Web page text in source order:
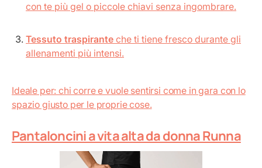
con te più gel o piccole chiavi senza ingombrare.
Tessuto traspirante che ti tiene fresco durante gli
allenamenti più intensi.
Ideale per: chi corre e vuole sentirsi come in gara con lo
spazio giusto per le proprie cose.
Pantaloncini a vita alta da donna Runna